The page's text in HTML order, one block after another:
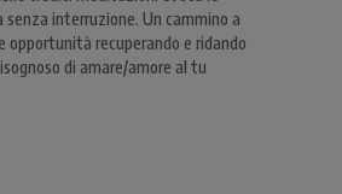
interruzione. Un cammino a
opportunità recuperando e ridando
di amare/amore al tu